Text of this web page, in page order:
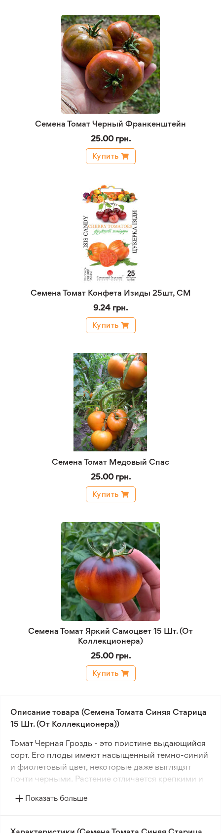
Семена Томат Черный Франкенштейн
25.00 грн.
Купить
Семена Томат Конфета Изиды 25шт, СМ
9.24 грн.
Купить
Семена Томат Медовый Спас
25.00 грн.
Купить
Семена Томат Яркий Самоцвет 15 Шт. (От
Коллекционера)
25.00 грн.
Купить
Описание товара (Семена Томата Синяя Старица
15 Шт. (От Коллекционера))
Томат Черная Гроздь - это поистине выдающийся
сорт. Его плоды имеют насыщенный темно-синий
и фиолетовый цвет, некоторые даже выглядят
почти черными. Растение отличается крепкими и
Показать больше